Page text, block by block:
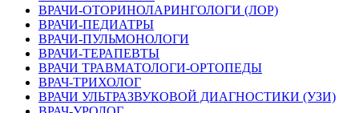
ВРАЧИ-ОТОРИНОЛАРИНГОЛОГИ (ЛОР)
ВРАЧИ-ПЕДИАТРЫ
ВРАЧИ-ПУЛЬМОНОЛОГИ
ВРАЧИ-ТЕРАПЕВТЫ
ВРАЧИ ТРАВМАТОЛОГИ-ОРТОПЕДЫ
ВРАЧ-ТРИХОЛОГ
ВРАЧИ УЛЬТРАЗВУКОВОЙ ДИАГНОСТИКИ (УЗИ)